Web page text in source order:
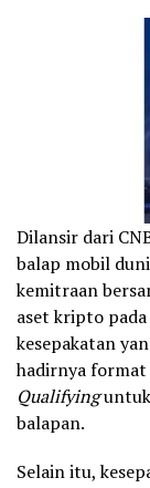
Dilansir dari
balap mobil
kemitraan
aset kripto
kesepakatan
hadirnya format
Qualifying
balapan.
Selain itu,